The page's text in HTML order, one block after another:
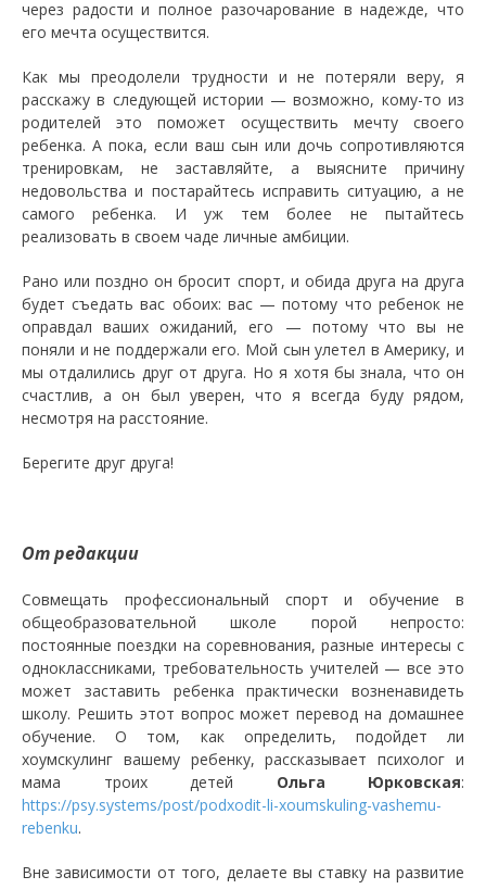
через радости и полное разочарование в надежде, что
его мечта осуществится.
Как мы преодолели трудности и не потеряли веру, я
расскажу в следующей истории — возможно, кому-то из
родителей это поможет осуществить мечту своего
ребенка. А пока, если ваш сын или дочь сопротивляются
тренировкам, не заставляйте, а выясните причину
недовольства и постарайтесь исправить ситуацию, а не
самого ребенка. И уж тем более не пытайтесь
реализовать в своем чаде личные амбиции.
Рано или поздно он бросит спорт, и обида друга на друга
будет съедать вас обоих: вас — потому что ребенок не
оправдал ваших ожиданий, его — потому что вы не
поняли и не поддержали его. Мой сын улетел в Америку, и
мы отдалились друг от друга. Но я хотя бы знала, что он
счастлив, а он был уверен, что я всегда буду рядом,
несмотря на расстояние.
Берегите друг друга!
От редакции
Совмещать профессиональный спорт и обучение в
общеобразовательной школе порой непросто:
постоянные поездки на соревнования, разные интересы с
одноклассниками, требовательность учителей — все это
может заставить ребенка практически возненавидеть
школу. Решить этот вопрос может перевод на домашнее
обучение. О том, как определить, подойдет ли
хоумскулинг вашему ребенку, рассказывает психолог и
мама троих детей Ольга Юрковская:
https://psy.systems/post/podxodit-li-xoumskuling-vashemu-
rebenku.
Вне зависимости от того, делаете вы ставку на развитие